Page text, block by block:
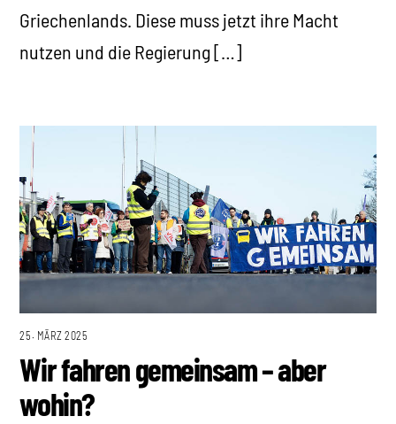
Griechenlands. Diese muss jetzt ihre Macht
nutzen und die Regierung […]
25. MÄRZ 2025
Wir fahren gemeinsam – aber
wohin?